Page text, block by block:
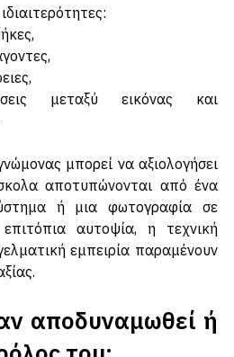
μεταξύ εικόνας και
μπορεί να αξιολογήσει
αποτυπώνονται από ένα
ή μια φωτογραφία σε
αυτοψία, η τεχνική
εμπειρία παραμένουν
αποδυναμωθεί ή